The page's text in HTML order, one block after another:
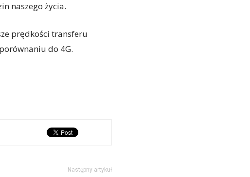
naszego życia.
prędkości transferu
do 4G.
Następny artykuł